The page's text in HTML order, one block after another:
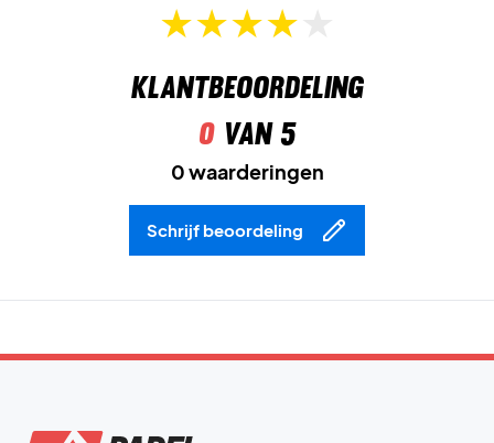
Klantbeoordeling
0van 5
0 waarderingen
Schrijf beoordeling